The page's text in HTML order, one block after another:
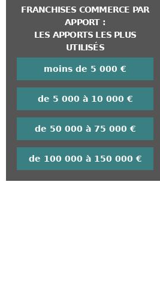
FRANCHISES COMMERCE PAR
APPORT :
LES APPORTS LES PLUS
UTILISÉS
moins de 5 000 €
de 5 000 à 10 000 €
de 50 000 à 75 000 €
de 100 000 à 150 000 €